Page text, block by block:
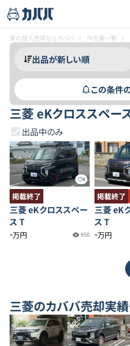
車の個人売買ならカババ > 中古車一覧 >
この条件
三菱 eKクロススペー
出品中のみ
4
掲載終了
三菱 eKクロススペー
ス T
-万円 950
掲載終了
三菱 eK
ス T
-万円
三菱のカババ売却実
SOLD SOLD